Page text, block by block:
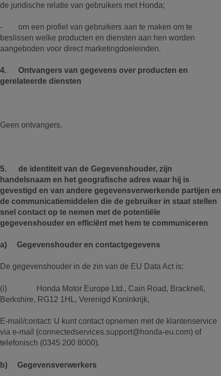
de juridische relatie van gebruikers met Honda;
- om een profiel van gebruikers aan te maken om te
beslissen welke producten en diensten aan hen worden
aangeboden voor direct marketingdoeleinden.
4. Ontvangers van gegevens over producten en
gerelateerde diensten
Geen ontvangers.
5. de identiteit van de Gegevenshouder, zijn
handelsnaam en het geografische adres waar hij is
gevestigd en van andere gegevensverwerkende partijen en
de communicatiemiddelen die de gebruiker in staat stellen
snel contact op te nemen met de potentiële
gegevenshouder en efficiënt met hem te communiceren
a) Gegevenshouder en contactgegevens
De gegevenshouder in de zin van de EU Data Act is:
(i) Honda Motor Europe Ltd., Cain Road, Bracknell,
Berkshire, RG12 1HL, Verenigd Koninkrijk,
E-mail/contact: U kunt contact opnemen met de klantenservice
via e-mail (connectedservices.support@honda-eu.com) of
telefonisch (0345 200 8000).
b) Gegevensverwerkers